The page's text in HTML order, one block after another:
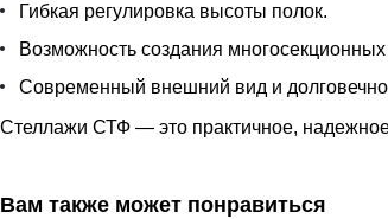
Гибкая регулировка высоты полок.
Возможность создания
Современный внешний вид и
Стеллажи СТФ — это практичное,
Вам также может понравиться